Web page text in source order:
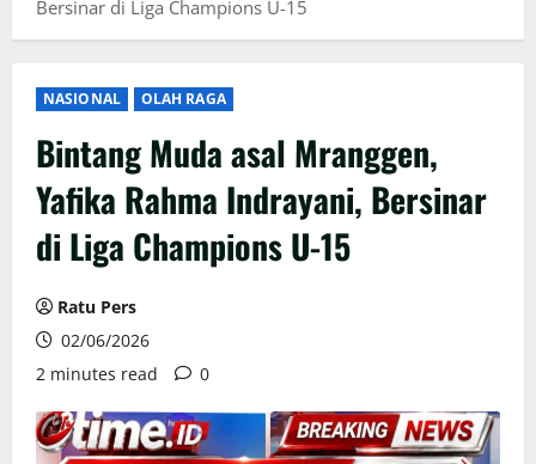
Bersinar di Liga Champions U-15
NASIONAL OLAH RAGA
Bintang Muda asal Mranggen,
Yafika Rahma Indrayani, Bersinar
di Liga Champions U-15
Ratu Pers
02/06/2026
2 minutes read
0